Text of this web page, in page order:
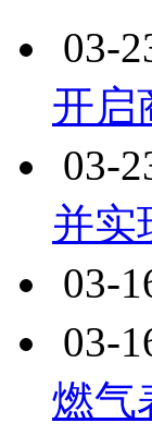
03-
开启
03-
并实
03-
03-
燃气